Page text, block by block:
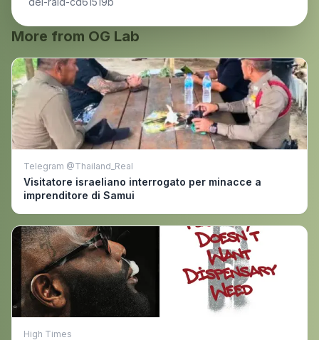
More from OG Lab
Telegram @Thailand_Real
Visitatore israeliano interrogato per minacce a
imprenditore di Samui
High Times